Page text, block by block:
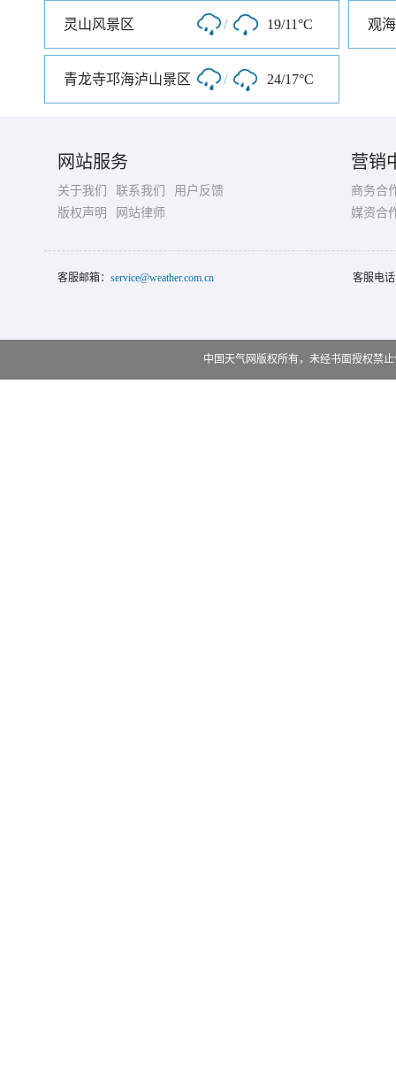
灵山风景区 / 19/11°C 观
青龙寺邛海泸山景区 / 24/17°C
网站服务
关于我们 联系我们
用户反馈
版权声明
网站律师
营销
商务合
媒资合
客服邮箱： service@weather.com.cn 客服电
中国天气网版权所有，未经书面授权